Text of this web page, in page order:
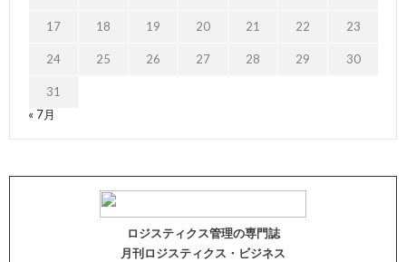
17 18 19 20 21 22 23
24 25 26 27 28 29 30
31
« 7月
ロジスティクス管理の専門誌
月刊ロジスティクス・ビジネス